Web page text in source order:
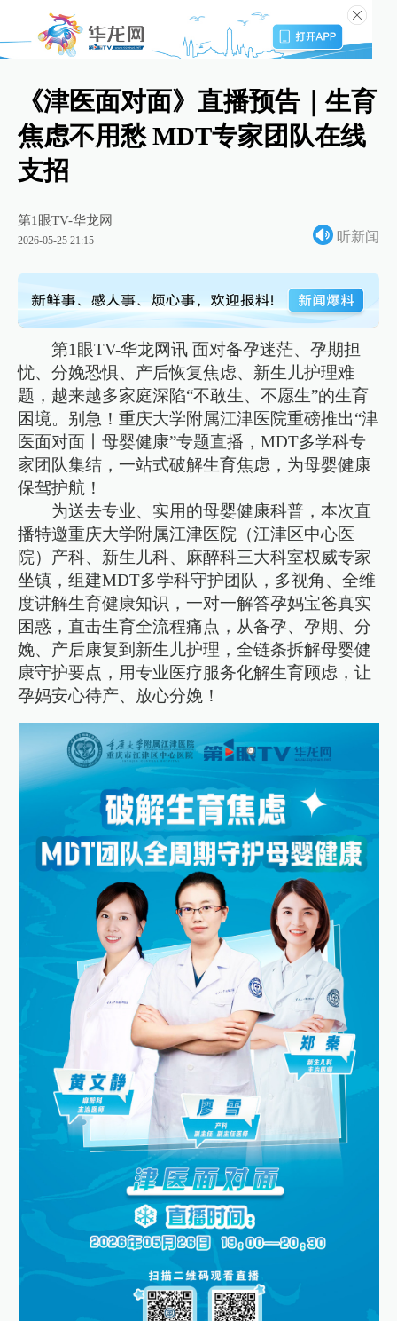
《津医面对面》直播预告｜生育
焦虑不用愁 MDT专家团队在线
支招
第1眼TV-华龙网
2026-05-25 21:15 听新闻
第1眼TV-华龙网讯 面对备孕迷茫、孕期担
忧、分娩恐惧、产后恢复焦虑、新生儿护理难
题，越来越多家庭深陷“不敢生、不愿生”的生育
困境。别急！重庆大学附属江津医院重磅推出“津
医面对面丨母婴健康”专题直播，MDT多学科专
家团队集结，一站式破解生育焦虑，为母婴健康
保驾护航！
为送去专业、实用的母婴健康科普，本次直
播特邀重庆大学附属江津医院（江津区中心医
院）产科、新生儿科、麻醉科三大科室权威专家
坐镇，组建MDT多学科守护团队，多视角、全维
度讲解生育健康知识，一对一解答孕妈宝爸真实
困惑，直击生育全流程痛点，从备孕、孕期、分
娩、产后康复到新生儿护理，全链条拆解母婴健
康守护要点，用专业医疗服务化解生育顾虑，让
孕妈安心待产、放心分娩！